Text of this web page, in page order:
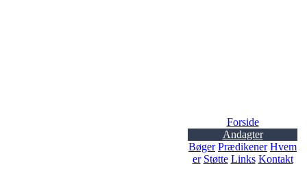
Forside
Andagter
Bøger Prædikener Hvem
er Støtte Links Kontakt